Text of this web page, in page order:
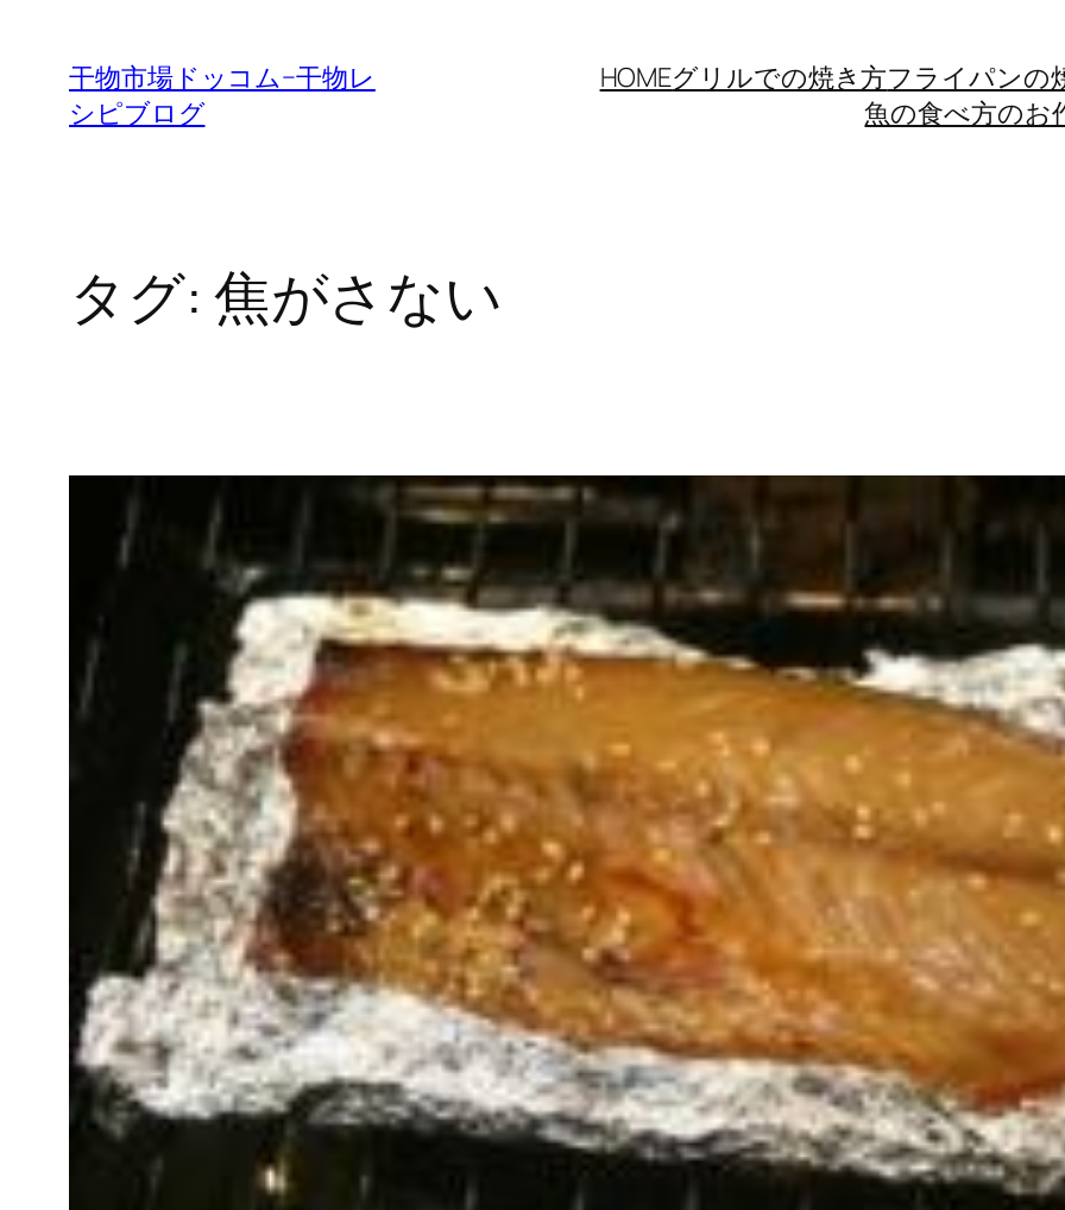
干物市場ドッコム−干物レ
シピブログ
HOMEグリルでの焼き方フライパンの
魚の食べ方のお
タグ: 焦がさない